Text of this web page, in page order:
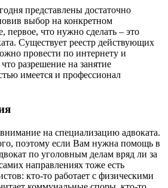
представлены достаточно
выбор на конкретном
первое, что нужно сделать – это
Существует реестр действующих
провести по интернету и
разрешение на занятие
имеется и профессионал
на специализацию адвоката.
поэтому если Вам нужна помощь в
по уголовным делам вряд ли за
направлениях тоже есть
кто-то работает с физическими